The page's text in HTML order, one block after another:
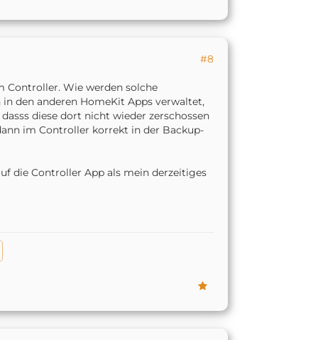
#8
Controller. Wie werden solche
den anderen HomeKit Apps verwaltet,
diese dort nicht wieder zerschossen
im Controller korrekt in der Backup-
die Controller App als mein derzeitiges